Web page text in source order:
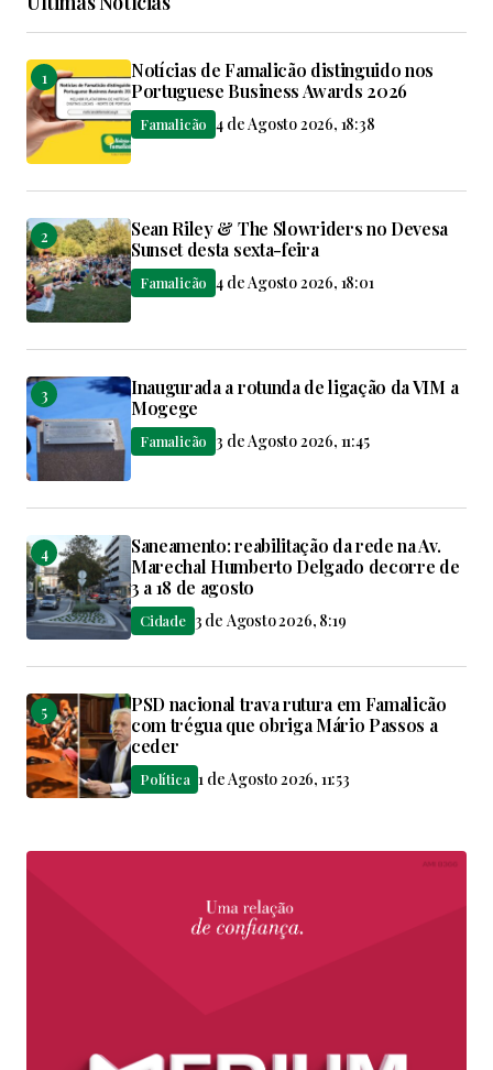
Notícias de Famalicão distinguido nos
Portuguese Business Awards 2026
Famalicão 4 de Agosto 2026, 18:38
Sean Riley & The Slowriders no Devesa
Sunset desta sexta-feira
Famalicão 4 de Agosto 2026, 18:01
Inaugurada a rotunda de ligação da VIM a
Mogege
Famalicão 3 de Agosto 2026, 11:45
Saneamento: reabilitação da rede na Av.
Marechal Humberto Delgado decorre de
3 a 18 de agosto
Cidade 3 de Agosto 2026, 8:19
PSD nacional trava rutura em Famalicão
com trégua que obriga Mário Passos a
ceder
Política 1 de Agosto 2026, 11:53